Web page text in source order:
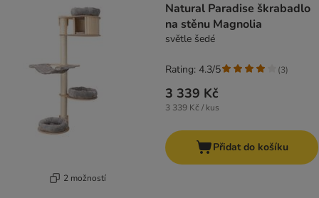
2 možností
Natural Paradise škrabadlo
na stěnu Magnolia
světle šedé
3 339 Kč
3 339 Kč / kus
Rating: 4.3/5 (3)
Přidat do košíku